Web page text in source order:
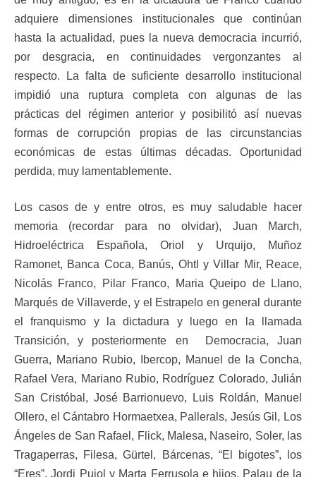
adquiere dimensiones institucionales que continúan
hasta la actualidad, pues la nueva democracia incurrió,
por desgracia, en continuidades vergonzantes al
respecto. La falta de suficiente desarrollo institucional
impidió una ruptura completa con algunas de las
prácticas del régimen anterior y posibilitó así nuevas
formas de corrupción propias de las circunstancias
económicas de estas últimas décadas. Oportunidad
perdida, muy lamentablemente.
Los casos de y entre otros, es muy saludable hacer
memoria (recordar para no olvidar), Juan March,
Hidroeléctrica Española, Oriol y Urquijo, Muñoz
Ramonet, Banca Coca, Banús, Ohtl y Villar Mir, Reace,
Nicolás Franco, Pilar Franco, Maria Queipo de Llano,
Marqués de Villaverde, y el Estrapelo en general durante
el franquismo y la dictadura y luego en la llamada
Transición, y posteriormente en Democracia, Juan
Guerra, Mariano Rubio, Ibercop, Manuel de la Concha,
Rafael Vera, Mariano Rubio, Rodríguez Colorado, Julián
San Cristóbal, José Barrionuevo, Luis Roldán, Manuel
Ollero, el Cántabro Hormaetxea, Pallerals, Jesús Gil, Los
Ángeles de San Rafael, Flick, Malesa, Naseiro, Soler, las
Tragaperras, Filesa, Gürtel, Bárcenas, “El bigotes”, los
“Eres”, Jordi Pujol y Marta Ferrusola e hijos, Palau de la